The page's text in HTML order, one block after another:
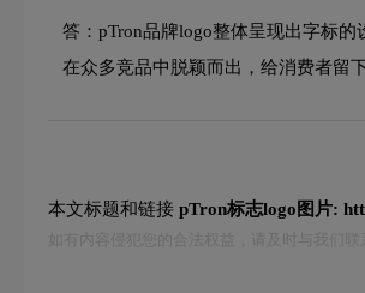
答：pTron品牌logo整体呈现出字标
在众多竞品中脱颖而出，给消费者留
本文标题和链接 pTron标志logo图片: